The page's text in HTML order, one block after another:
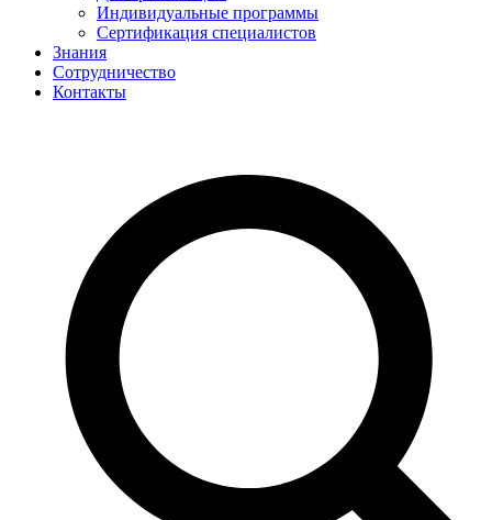
Индивидуальные программы
Сертификация специалистов
Знания
Сотрудничество
Контакты